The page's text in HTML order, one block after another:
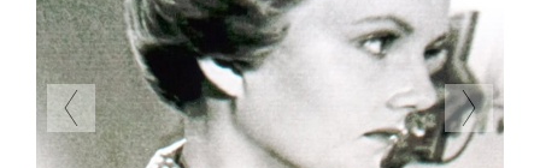
Previous Next